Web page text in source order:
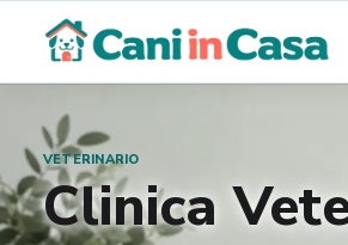
contenuto
VETERINARIO
Clinica